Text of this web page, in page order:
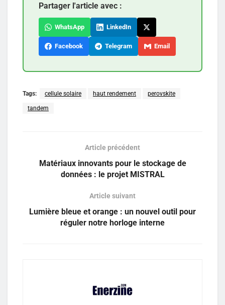
Partager l'article avec :
WhatsApp LinkedIn
Facebook Telegram Email
Tags: cellule solaire haut rendement perovskite
tandem
Article précédent
Matériaux innovants pour le stockage de
données : le projet MISTRAL
Article suivant
Lumière bleue et orange : un nouvel outil pour
réguler notre horloge interne